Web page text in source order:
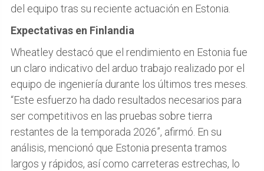
del equipo tras su reciente actuación en Estonia.
Expectativas en Finlandia
Wheatley destacó que el rendimiento en Estonia fue
un claro indicativo del arduo trabajo realizado por el
equipo de ingeniería durante los últimos tres meses.
“Este esfuerzo ha dado resultados necesarios para
ser competitivos en las pruebas sobre tierra
restantes de la temporada 2026”, afirmó. En su
análisis, mencionó que Estonia presenta tramos
largos y rápidos, así como carreteras estrechas, lo